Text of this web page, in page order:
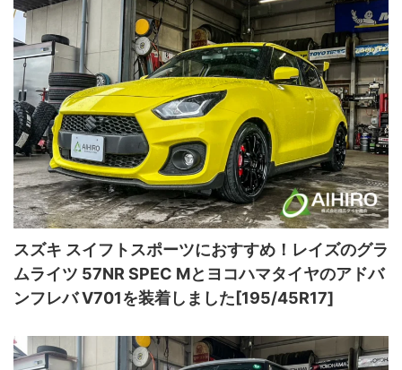
スズキ スイフトスポーツにおすすめ！レイズのグラ
ムライツ 57NR SPEC Mとヨコハマタイヤのアドバ
ンフレバ V701を装着しました[195/45R17]